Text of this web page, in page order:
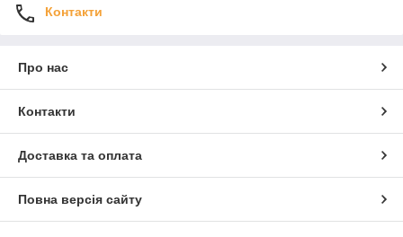
Контакти
Про нас
Контакти
Доставка та оплата
Повна версія сайту